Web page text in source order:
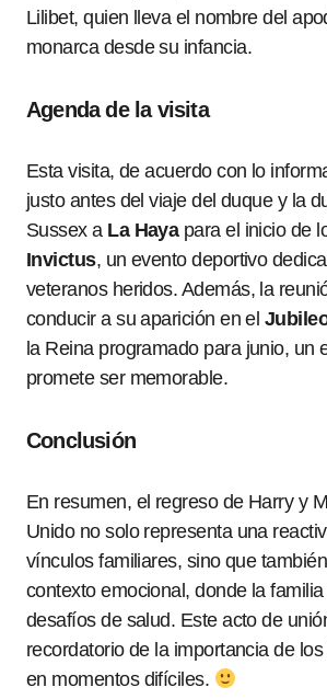
Lilibet, quien lleva el nombre del
monarca desde su infancia.
Agenda de la visita
Esta visita, de acuerdo con lo
justo antes del viaje del duque y la
Sussex a La Hayapara el inicio de
Invictus, un evento deportivo
veteranos heridos. Además, la
conducir a su aparición en el
la Reina programado para junio, un
promete ser memorable.
Conclusión
En resumen, el regreso de Harry y
Unido no solo representa una
vínculos familiares, sino que
contexto emocional, donde la
desafíos de salud. Este acto de
recordatorio de la importancia de
en momentos difíciles.